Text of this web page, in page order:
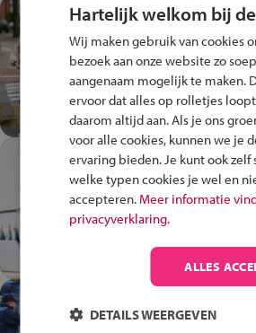
Test je
Fiets Veilig
Speel het Fiets
en win een
In de winkel
plek!
Ontdek via het
anders is!
Transport en
Hartelijk welkom bij de
Wij maken gebruik van cookies
bezoek aan onze website zo
aangenaam mogelijk te maken.
ervoor dat alles op rolletjes
daarom altijd aan. Als je ons
voor alle cookies, kunnen we je
ervaring bieden. Je kunt ook zelf
welke typen cookies je wel en
accepteren. Meer informatie
privacyverklaring.
ALLES
DETAILS WEERGEVEN